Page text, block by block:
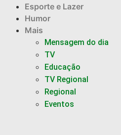
Esporte e Lazer
Humor
Mais
Mensagem do dia
TV
Educação
TV Regional
Regional
Eventos